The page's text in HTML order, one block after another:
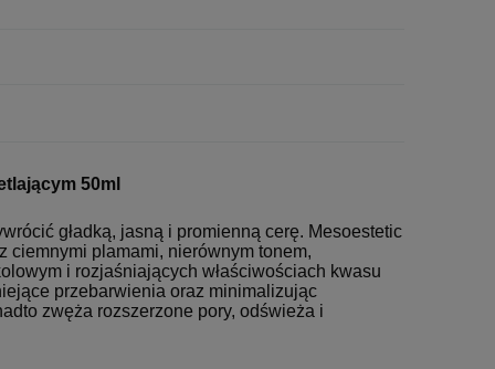
50ml
gładką, jasną i promienną cerę. Mesoestetic
ciemnymi plamami, nierównym tonem,
i rozjaśniających właściwościach kwasu
przebarwienia oraz minimalizując
zwęża rozszerzone pory, odświeża i